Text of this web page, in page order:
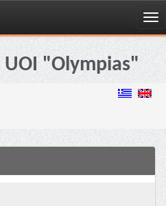
"Olympias"